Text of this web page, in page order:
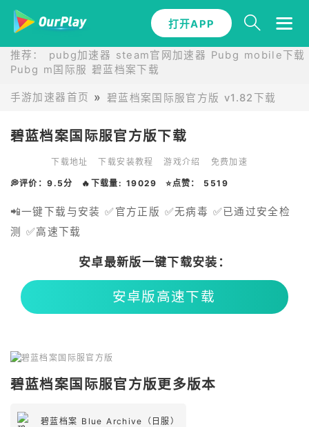
打开APP
推荐： pubg加速器 steam官网加速器 Pubg mobile下载
Pubg m国际服 碧蓝档案下载
手游加速器首页 碧蓝档案国际服官方版 v1.82下载
碧蓝档案国际服官方版下载
下载地址 下载安装教程 游戏介绍 免费加速
💭评价：9.5分 🔥下载量: 19029 ⭐点赞： 5519
📲一键下载与安装 ✅官方正版 ✅无病毒 ✅已通过安全检
测 ✅高速下载
安卓最新版一键下载安装：
安卓版高速下载
碧蓝档案国际服官方版更多版本
碧蓝档案 Blue Archive（日服）